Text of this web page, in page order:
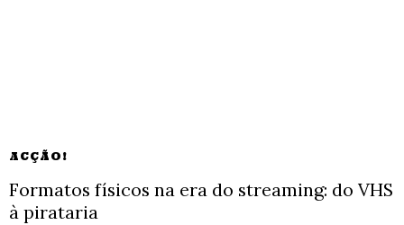
ACÇÃO!
Formatos físicos na era do streaming: do VHS
à pirataria